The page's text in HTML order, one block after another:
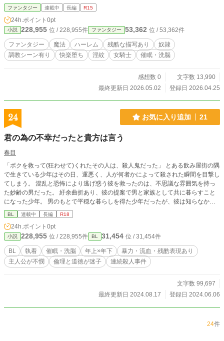
た。 絶対服従の「契約魔法」による暴力と、命を削るような危険な任務への強
制投入。反逆の意思は、冷酷なまでの酷使と「罰」によって物理的・精神的に徹
底してへし折られていく。 そして、戦いで傷つきボロボロになった奴隷に与え
られるのは、「道具の手入れ」と称した魔力供給（あるいは本能を満たすため）
という名の凌辱だった。 最初は屈辱に涙を流し、呪詛を吐いていた奴隷の肉体
は、いつしか主の与える強烈な快楽と支配を「生きるための報酬」として深く刻
み込まれてしまう。 「勘違いするな。お前は俺の剣だ。勝手に壊れることは許
歪んだ悦びを見出していく最強の奴隷。 これは、血と泥に塗れた男が最強の
「兵器」を従え、狂気と快楽の果てに成り上がっていくダークファンタジー。
ファンタジー 連載中 長編 R15
24h.ポイント 0pt
小説 228,955 位 / 228,955件 ファンタジー 53,362 位 / 53,362件
ファンタジー 魔法 ハーレム 残酷な描写あり
奴隷
調教シーン有り
快楽堕ち 淫紋 女騎士 催眠・洗脳
感想数 0
文字数 13,990
最終更新日 2026.05.02
登録日 2026.04.25
24 お気に入り追加 21
君の為の不幸だったと貴方は言う
春目
「ボクを救って(狂わせて)くれたその人は、殺人鬼だった」 とある飲み屋街の隅
で生きている少年はその日、運悪く、人が何者かによって殺された瞬間を目撃し
てしまう。 混乱と恐怖により逃げ惑う彼を救ったのは、不思議な雰囲気を持っ
た妙齢の男だった。 紆余曲折あり、彼の提案で男と家族として共に暮らすこと
になった少年。 男のもとで平穏な暮らしを得た少年だったが、彼は知らなかっ
た。 彼こそがあの日人を殺した犯人であること、あれが最初で最後の殺人では
なかったこと……そして。 「君は俺の理想だ。だからこそ、囚われてくれ、俺
の檻に」 割とマイルド(当社比)にしていますが、流血・暴力・残酷描写注意。催
眠洗脳、束縛監禁等の内容もあります。 一見物腰柔らかな優しいサラリーマン
と体を売って生活していた孤独で寂しがり屋な少年のBLです。 優しいその人を
本当に理解した時、彼は狂気を知った。
BL 連載中 長編 R18
24h.ポイント 0pt
小説 228,955 位 / 228,955件 BL 31,454 位 / 31,454件
BL 執着 催眠・洗脳 年上×年下
暴力・流血・残酷表現あり
主人公が不憫
倫理と道徳が迷子 連続殺人事件
文字数 99,697
最終更新日 2024.08.17
登録日 2024.06.06
24件